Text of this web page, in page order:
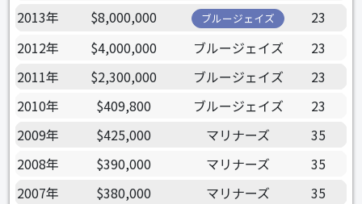
2013年
$8,000,000 ブルージェイズ
23
2012年
$4,000,000 ブルージェイズ
23
2011年
$2,300,000 ブルージェイズ
23
2010年
$409,800 ブルージェイズ
23
2009年
$425,000 マリナーズ
35
2008年
$390,000 マリナーズ
35
2007年
$380,000 マリナーズ 35